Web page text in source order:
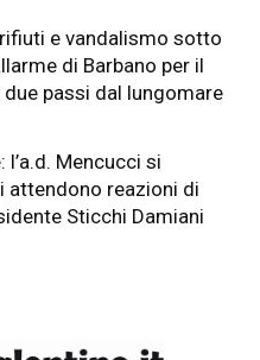
rifiuti e vandalismo sotto
di Barbano per il
passi dal lungomare
l’a.d. Mencucci si
attendono reazioni di
Sticchi Damiani